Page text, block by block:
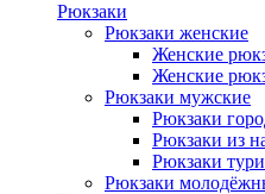
Рюкзаки
Рюкзаки женские
Женские
Женские
Рюкзаки мужские
Рюкзаки
Рюкзаки из
Рюкзаки
Рюкзаки